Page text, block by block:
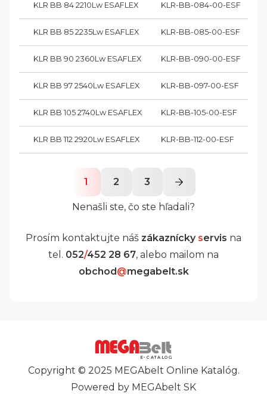
KLR BB 84 2210Lw ESAFLEX KLR-BB-084-00-ESF
KLR BB 85 2235Lw ESAFLEX KLR-BB-085-00-ESF
KLR BB 90 2360Lw ESAFLEX KLR-BB-090-00-ESF
KLR BB 97 2540Lw ESAFLEX KLR-BB-097-00-ESF
KLR BB 105 2740Lw ESAFLEX KLR-BB-105-00-ESF
KLR BB 112 2920Lw ESAFLEX KLR-BB-112-00-ESF
1 2 3
Nenašli ste, čo ste hľadali?
Prosím kontaktujte náš zákaznícky servis na
tel. 052/452 28 67, alebo mailom na
obchod @megabelt.sk
E-CATALOG
Copyright © 2025 MEGAbelt Online Katalóg.
Powered by MEGAbelt SK